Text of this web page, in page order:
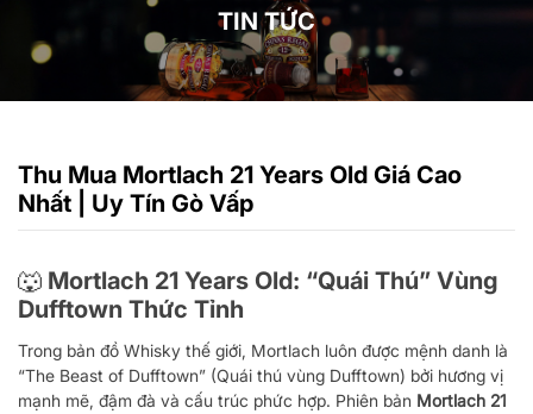
TIN TỨC
Thu Mua Mortlach 21 Years Old Giá Cao
Nhất | Uy Tín Gò Vấp
🐺 Mortlach 21 Years Old: “Quái Thú” Vùng
Dufftown Thức Tỉnh
Trong bản đồ Whisky thế giới, Mortlach luôn được mệnh danh là
“The Beast of Dufftown” (Quái thú vùng Dufftown) bởi hương vị
mạnh mẽ, đậm đà và cấu trúc phức hợp. Phiên bản Mortlach 21